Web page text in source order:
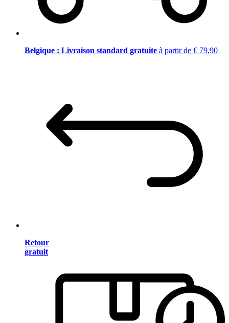
Belgique : Livraison standard gratuite à partir de € 79,90
Retour
gratuit